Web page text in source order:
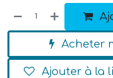
Acheter
Ajouter à la